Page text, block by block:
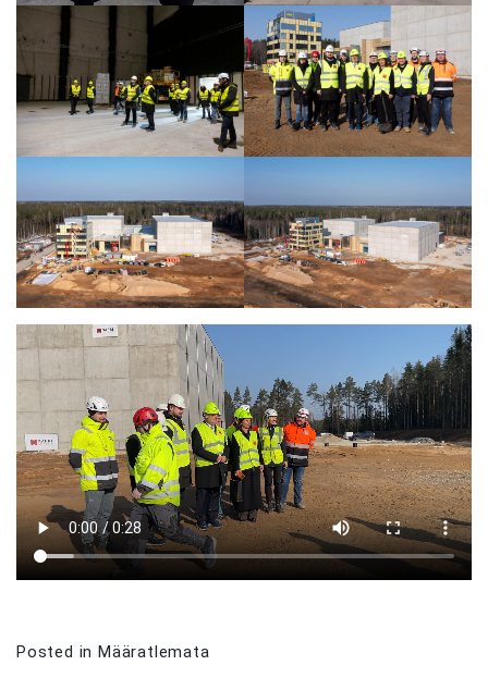
Posted in Määratlemata